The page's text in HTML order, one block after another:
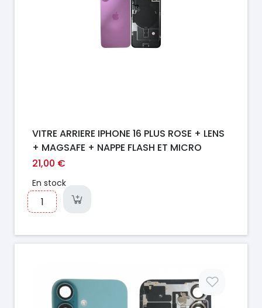
VITRE ARRIERE IPHONE 16 PLUS ROSE + LENS
+ MAGSAFE + NAPPE FLASH ET MICRO
21,00 €
En stock